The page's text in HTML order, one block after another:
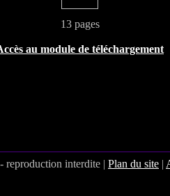
13 pages
au module de téléchargement
reproduction interdite | Plan du site |